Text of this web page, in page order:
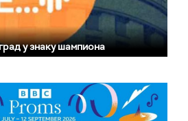
у знаку шампиона